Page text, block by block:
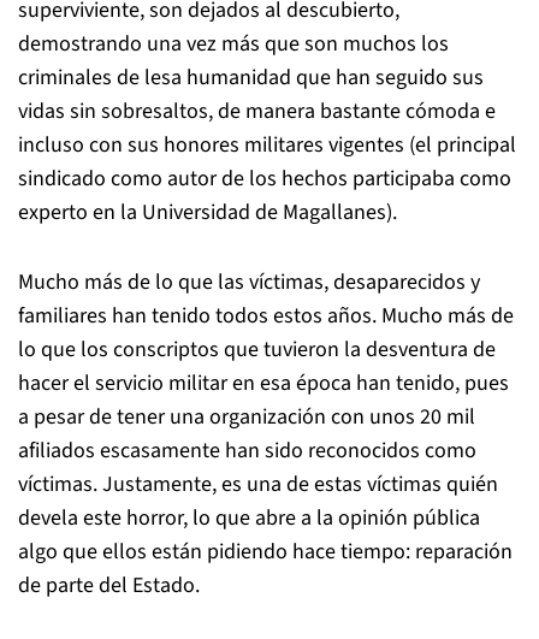
superviviente, son dejados al descubierto,
demostrando una vez más que son muchos los
criminales de lesa humanidad que han seguido sus
vidas sin sobresaltos, de manera bastante cómoda e
incluso con sus honores militares vigentes (el principal
sindicado como autor de los hechos participaba como
experto en la Universidad de Magallanes).
Mucho más de lo que las víctimas, desaparecidos y
familiares han tenido todos estos años. Mucho más de
lo que los conscriptos que tuvieron la desventura de
hacer el servicio militar en esa época han tenido, pues
a pesar de tener una organización con unos 20 mil
afiliados escasamente han sido reconocidos como
víctimas. Justamente, es una de estas víctimas quién
devela este horror, lo que abre a la opinión pública
algo que ellos están pidiendo hace tiempo: reparación
de parte del Estado.